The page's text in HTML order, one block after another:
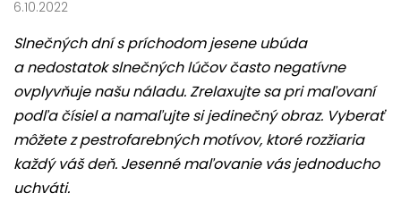
6.10.2022
Slnečných dní s príchodom jesene ubúda
a nedostatok slnečných lúčov často negatívne
ovplyvňuje našu náladu. Zrelaxujte sa pri maľovaní
podľa čísiel a namaľujte si jedinečný obraz. Vyberať
môžete z pestrofarebných motívov, ktoré rozžiaria
každý váš deň. Jesenné maľovanie vás jednoducho
uchváti.